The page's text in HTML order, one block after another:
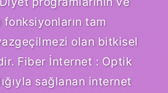
fonksiyonların tam
olan bitkisel
Fiber İnternet : Optik
sağlanan internet